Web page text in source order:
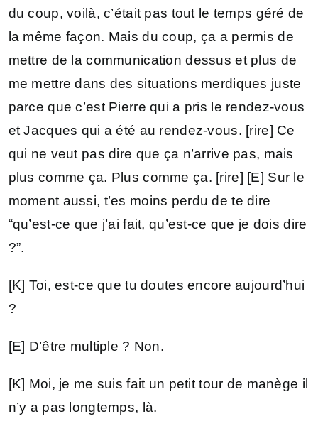
du coup, voilà, c’était pas tout le temps géré de
la même façon. Mais du coup, ça a permis de
mettre de la communication dessus et plus de
me mettre dans des situations merdiques juste
parce que c’est Pierre qui a pris le rendez-vous
et Jacques qui a été au rendez-vous. [rire] Ce
qui ne veut pas dire que ça n’arrive pas, mais
plus comme ça. Plus comme ça. [rire] [E] Sur le
moment aussi, t’es moins perdu de te dire
“qu’est-ce que j’ai fait, qu’est-ce que je dois dire
?”.
[K] Toi, est-ce que tu doutes encore aujourd’hui
?
[E] D’être multiple ? Non.
[K] Moi, je me suis fait un petit tour de manège il
n’y a pas longtemps, là.